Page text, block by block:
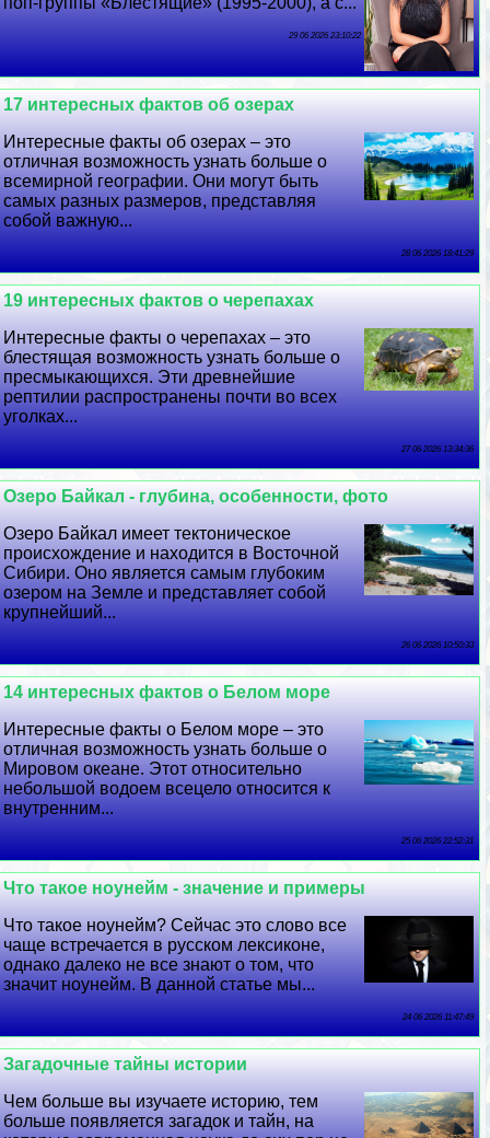
29 06 2026 23:10:22
17 интересных фактов об озерах
Интересные факты об озерах – это
отличная возможность узнать больше о
всемирной географии. Они могут быть
самых разных размеров, представляя
собой важную...
28 06 2026 18:41:29
19 интересных фактов о черепахах
Интересные факты о черепахах – это
блестящая возможность узнать больше о
пресмыкающихся. Эти древнейшие
рептилии распространены почти во всех
уголках...
27 06 2026 13:34:36
Озеро Байкал - глубина, особенности, фото
Озеро Байкал имеет тектоническое
происхождение и находится в Восточной
Сибири. Оно является самым глубоким
озером на Земле и представляет собой
крупнейший...
26 06 2026 10:50:33
14 интересных фактов о Белом море
Интересные факты о Белом море – это
отличная возможность узнать больше о
Мировом океане. Этот относительно
небольшой водоем всецело относится к
внутренним...
25 06 2026 22:52:31
Что такое ноунейм - значение и примеры
Что такое ноунейм? Сейчас это слово все
чаще встречается в русском лексиконе,
однако далеко не все знают о том, что
значит ноунейм. В данной статье мы...
24 06 2026 11:47:49
Загадочные тайны истории
Чем больше вы изучаете историю, тем
больше появляется загадок и тайн, на